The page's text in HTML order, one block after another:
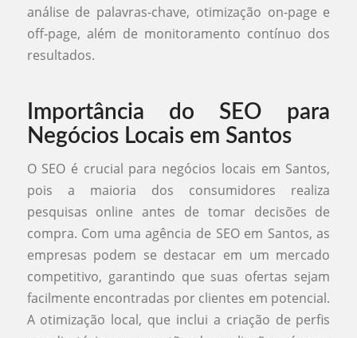
análise de palavras-chave, otimização on-page e
off-page, além de monitoramento contínuo dos
resultados.
Importância do SEO para
Negócios Locais em Santos
O SEO é crucial para negócios locais em Santos,
pois a maioria dos consumidores realiza
pesquisas online antes de tomar decisões de
compra. Com uma agência de SEO em Santos, as
empresas podem se destacar em um mercado
competitivo, garantindo que suas ofertas sejam
facilmente encontradas por clientes em potencial.
A otimização local, que inclui a criação de perfis